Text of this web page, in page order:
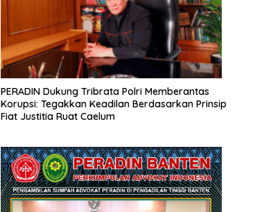
PERADIN Dukung Tribrata Polri Memberantas
Korupsi: Tegakkan Keadilan Berdasarkan Prinsip
Fiat Justitia Ruat Caelum